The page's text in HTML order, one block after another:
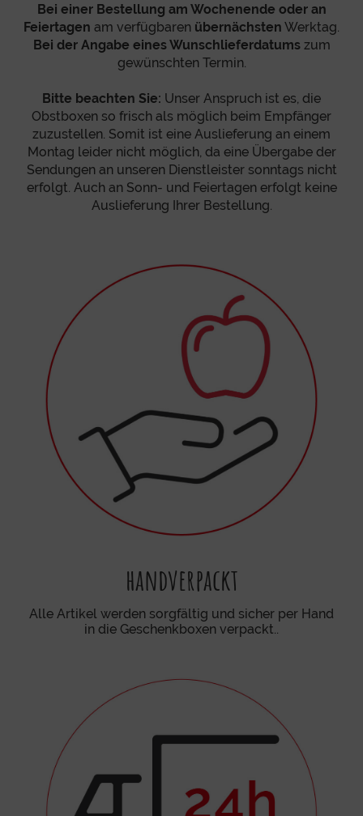
Bei einer Bestellung am Wochenende oder an
Feiertagen am verfügbaren übernächsten Werktag.
Bei der Angabe eines Wunschlieferdatumszum
gewünschten Termin.
Bitte beachten Sie: Unser Anspruch ist es, die
Obstboxen so frisch als möglich beim Empfänger
zuzustellen. Somit ist eine Auslieferung an einem
Montag leider nicht möglich, da eine Übergabe der
Sendungen an unseren Dienstleister sonntags nicht
erfolgt. Auch an Sonn- und Feiertagen erfolgt keine
Auslieferung Ihrer Bestellung.
handverpackt
Alle Artikel werden sorgfältig und sicher per Hand
in die Geschenkboxen verpackt..